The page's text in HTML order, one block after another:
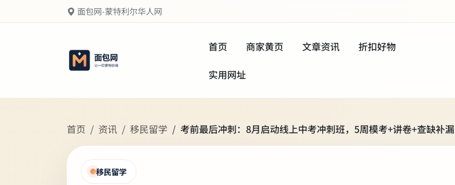
面包网-蒙特利尔华人网
首页 商家黄页 文章资讯 折扣好物
实用网址
首页 资讯 移民留学 考前最后冲刺：8月启动线上中考冲刺班，5周模考+讲卷+查缺补漏
移民留学